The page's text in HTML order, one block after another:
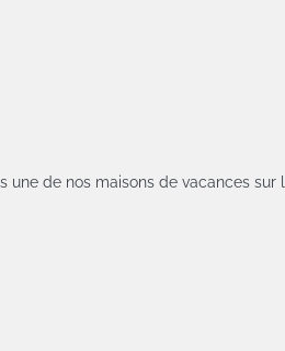
une de nos maisons de vacances sur